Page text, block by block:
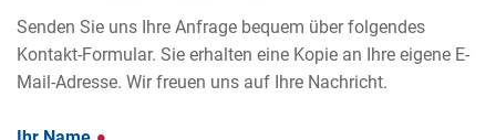
Senden Sie uns Ihre Anfrage bequem über folgendes
Kontakt-Formular. Sie erhalten eine Kopie an Ihre eigene E-
Mail-Adresse. Wir freuen uns auf Ihre Nachricht.